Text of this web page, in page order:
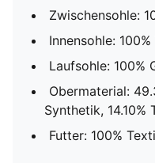
Zwischensohle:
Innensohle:
Laufsohle: 100%
Obermaterial:
Synthetik, 14.10%
Futter: 100%